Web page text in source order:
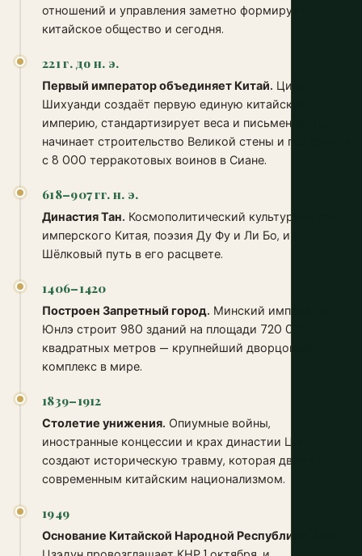
отношений и управления заметно формирует
китайское общество и сегодня.
221 г. до н. э.
Первый император объединяет Китай. Цинь
Шихуанди создаёт первую единую китайскую
империю, стандартизирует веса и письменность,
начинает строительство Великой стены и похоронен
с 8 000 терракотовых воинов в Сиане.
618–907 гг. н. э.
Династия Тан. Космополитический культурный пик
имперского Китая, поэзия Ду Фу и Ли Бо, и
Шёлковый путь в его расцвете.
1406–1420
Построен Запретный город. Минский император
Юнлэ строит 980 зданий на площади 720 000
квадратных метров — крупнейший дворцовый
комплекс в мире.
1839–1912
Столетие унижения. Опиумные войны,
иностранные концессии и крах династии Цин
создают историческую травму, которая движет
современным китайским национализмом.
1949
Основание Китайской Народной Республики.